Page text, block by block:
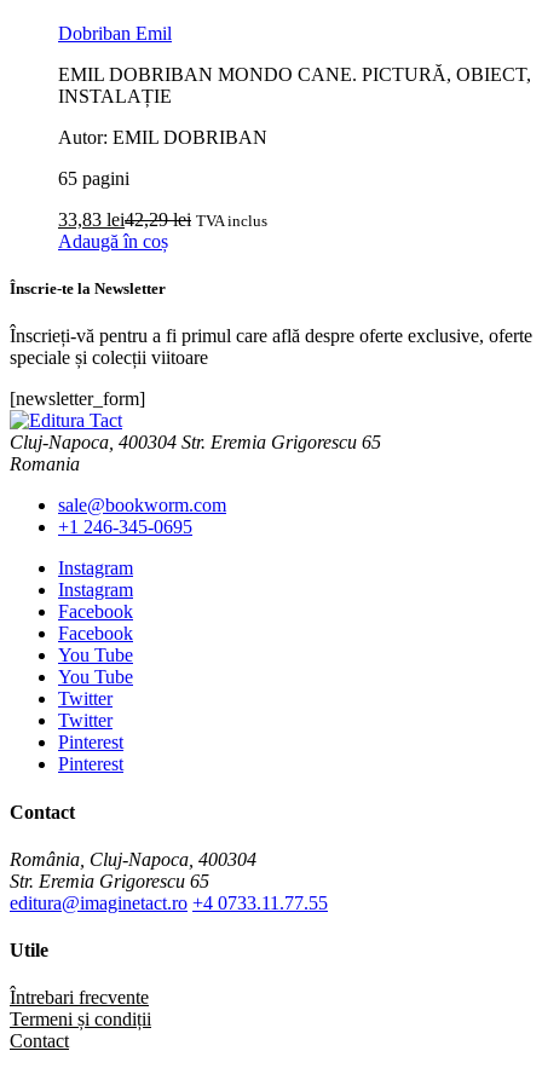
Dobriban Emil
EMIL DOBRIBAN MONDO CANE. PICTURĂ, OBIECT,
INSTALAȚIE
Autor: EMIL DOBRIBAN
65 pagini
33,83 lei42,29lei TVA inclus
Adaugă în coș
Înscrie-te la Newsletter
Înscrieți-vă pentru a fi primul care află despre oferte exclusive, oferte
speciale și colecții viitoare
[newsletter_form]
Cluj-Napoca, 400304 Str. Eremia Grigorescu 65
Romania
sale@bookworm.com
+1 246-345-0695
Instagram
Instagram
Facebook
Facebook
You Tube
You Tube
Twitter
Twitter
Pinterest
Pinterest
Contact
România, Cluj-Napoca, 400304
Str. Eremia Grigorescu 65
editura@imaginetact.ro +4 0733.11.77.55
Utile
Întrebari frecvente
Termeni și condiții
Contact